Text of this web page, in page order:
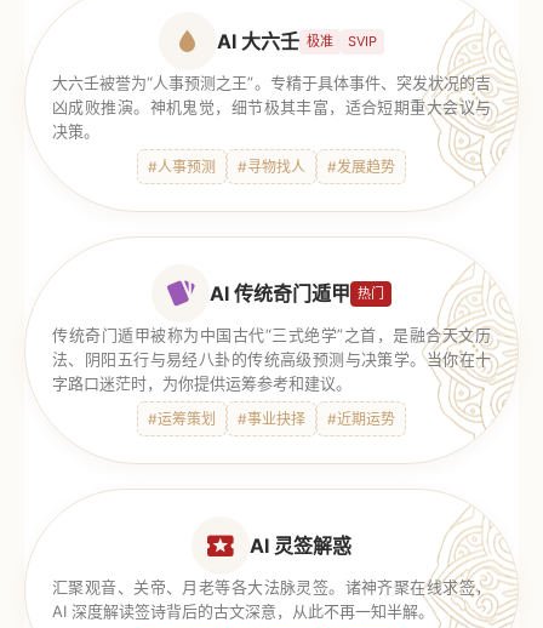
AI 大六壬 极准 SVIP
大六壬被誉为“人事预测之王”。专精于具体事件、突发状况的吉
凶成败推演。神机鬼觉，细节极其丰富，适合短期重大会议与
决策。
#人事预测 #寻物找人 #发展趋势
AI 传统奇门遁甲 热门
传统奇门遁甲被称为中国古代“三式绝学”之首，是融合天文历
法、阴阳五行与易经八卦的传统高级预测与决策学。当你在十
字路口迷茫时，为你提供运筹参考和建议。
#运筹策划 #事业抉择 #近期运势
AI 灵签解惑
汇聚观音、关帝、月老等各大法脉灵签。诸神齐聚在线求签，
AI 深度解读签诗背后的古文深意，从此不再一知半解。